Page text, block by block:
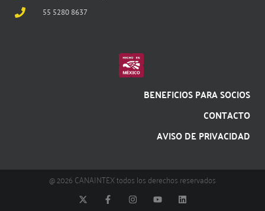
55 5280 8637
BENEFICIOS PARA SOCIOS
CONTACTO
AVISO DE PRIVACIDAD
@ 2026 CANAINTEX todos los derechos reservados